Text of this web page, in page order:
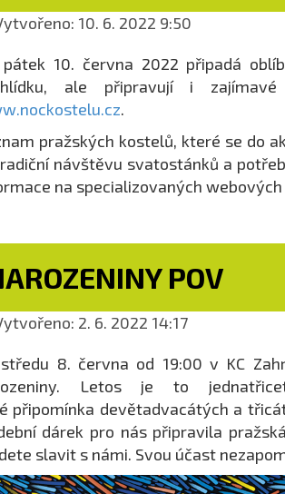
10. 6. 2022 9:50
10. června 2022 připadá
ale připravují i
.
pražských kostelů, které se do
návštěvu svatostánků a
na specializovaných
POV
2. 6. 2022 14:17
8. června od 19:00 v KC
Letos je to
připomínka devětadvacátých a
dárek pro nás připravila
slavit s námi. Svou účast